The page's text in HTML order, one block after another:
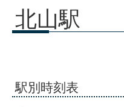
時刻表・路線図
観光情報
北山駅
駅別時刻表